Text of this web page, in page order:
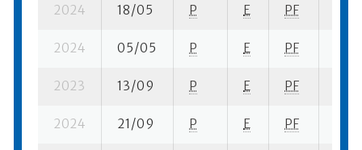
2024 18/05 P E PF
2024 05/05 P E PF
2023 13/09 P E PF
2024 21/09 P E PF